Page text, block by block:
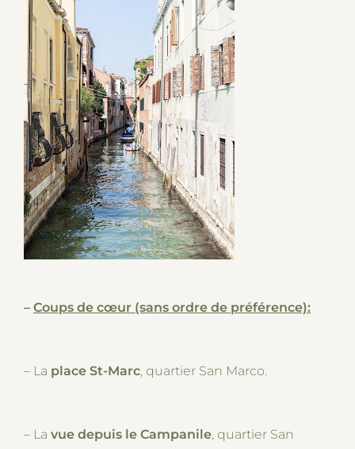
– Coups de cœur (sans ordre de préférence):
– La place St-Marc, quartier San Marco.
– La vue depuis le Campanile, quartier San